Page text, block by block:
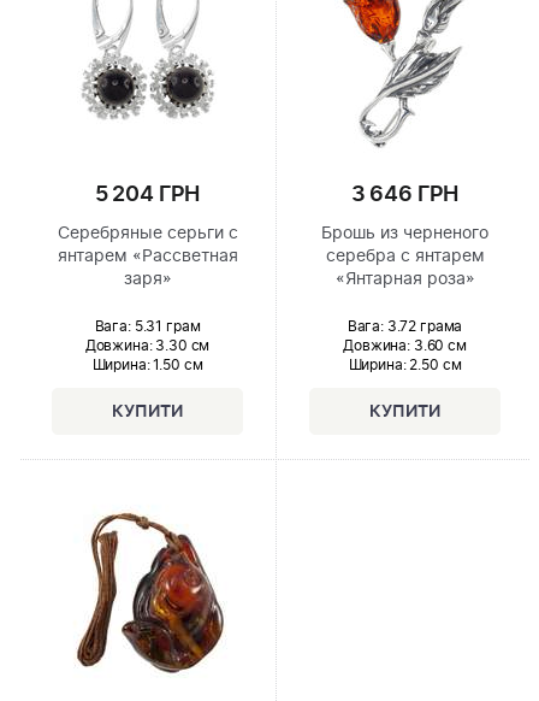
5 204 ГРН
Серебряные серьги с
янтарем «Рассветная
заря»
Вага: 5.31 грам
Довжина:3.30 см
Ширина: 1.50 см
3 646 ГРН
Брошь из черненого
серебра с янтарем
«Янтарная роза»
Вага: 3.72 грама
Довжина: 3.60 см
Ширина: 2.50 см